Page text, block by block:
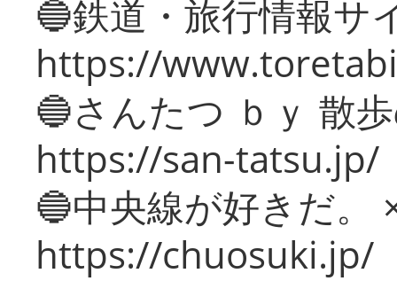
🔵鉄道・旅行情報サ
https://
🔵さんたつ ｂｙ 散
https://san-tatsu.jp/
🔵中央線が好きだ。
https://chuosuki.jp/